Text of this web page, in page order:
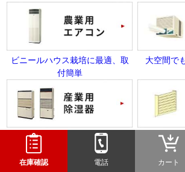
ビニールハウス栽培に最適、取
付簡単
大空間で
業務用のパワフルな除湿機 ワイドパ
在庫確認 電話 カート